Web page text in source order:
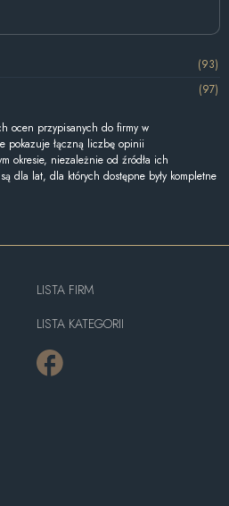
(93)
(97)
ocen przypisanych do firmy w
pokazuje łączną liczbę opinii
okresie, niezależnie od źródła ich
dla lat, dla których dostępne były kompletne
LISTA FIRM
LISTA KATEGORII